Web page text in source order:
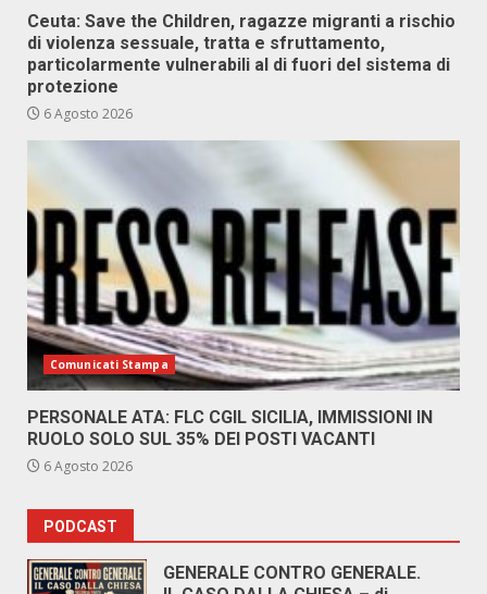
Ceuta: Save the Children, ragazze migranti a rischio
di violenza sessuale, tratta e sfruttamento,
particolarmente vulnerabili al di fuori del sistema di
protezione
6 Agosto 2026
Comunicati Stampa
PERSONALE ATA: FLC CGIL SICILIA, IMMISSIONI IN
RUOLO SOLO SUL 35% DEI POSTI VACANTI
6 Agosto 2026
PODCAST
GENERALE CONTRO GENERALE.